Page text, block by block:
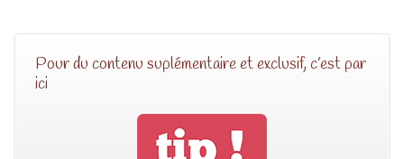
Pour du contenu suplémentaire et exclusif, c’est par
ici